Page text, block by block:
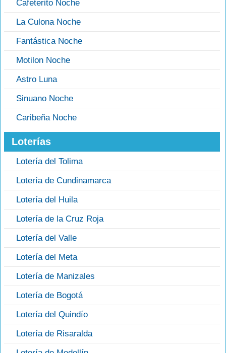
Cafeterito Noche
La Culona Noche
Fantástica Noche
Motilon Noche
Astro Luna
Sinuano Noche
Caribeña Noche
Loterías
Lotería del Tolima
Lotería de Cundinamarca
Lotería del Huila
Lotería de la Cruz Roja
Lotería del Valle
Lotería del Meta
Lotería de Manizales
Lotería de Bogotá
Lotería del Quindío
Lotería de Risaralda